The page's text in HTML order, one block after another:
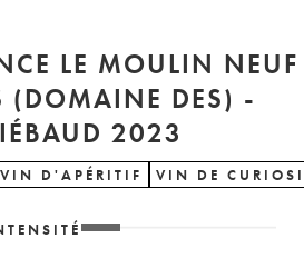
LE MOULIN NEUF
(DOMAINE DES) -
ETIENNE THIÉBAUD 2023
VIN D'APÉRITIF VIN DE